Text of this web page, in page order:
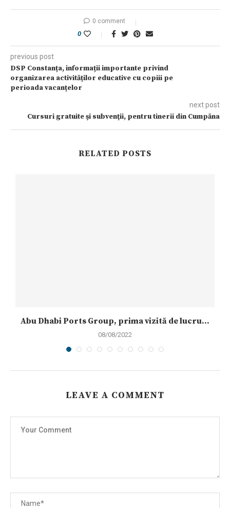
0 comment
0
previous post
DSP Constanța, informații importante privind
organizarea activităților educative cu copiii pe
perioada vacanțelor
next post
Cursuri gratuite şi subvenţii, pentru tinerii din Cumpăna
RELATED POSTS
Abu Dhabi Ports Group, prima vizită de lucru...
08/08/2022
LEAVE A COMMENT